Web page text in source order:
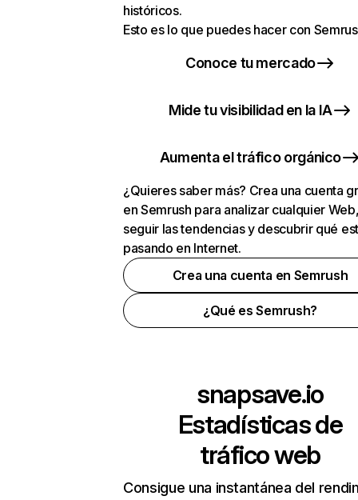
históricos.
Esto es lo que puedes hacer con
Conoce tu mercado
Mide tu visibilidad en la IA
Aumenta el tráfico orgánico
¿Quieres saber más? Crea una cuenta
en Semrush para analizar cualquier
seguir las tendencias y descubrir qué
pasando en Internet.
Crea una cuenta en Semrush
¿Qué es Semrush?
snapsave.io
Estadísticas de
tráfico web
Consigue una instantánea del